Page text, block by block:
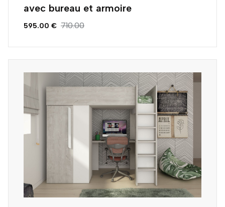
avec bureau et armoire
595.00 € 710.00